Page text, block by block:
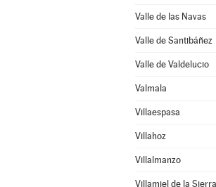
Valle de las Navas
Valle de Santibáñez
Valle de Valdelucio
Valmala
Villaespasa
Villahoz
Villalmanzo
Villamiel de la Sierra